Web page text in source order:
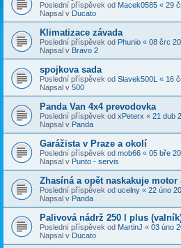
Poslední příspěvek od Macek0585 « 29
Napsal v Ducato
Klimatizace závada
Poslední příspěvek od Phunio « 08 črc
Napsal v Bravo 2
spojkova sada
Poslední příspěvek od Slavek500L « 16
Napsal v 500
Panda Van 4x4 prevodovka
Poslední příspěvek od xPeterx « 21 dub
Napsal v Panda
Garážista v Praze a okolí
Poslední příspěvek od mob66 « 05 bře
Napsal v Punto - servis
Zhasíná a opět naskakuje motor
Poslední příspěvek od ucelny « 22 úno
Napsal v Panda
Palivová nádrž 250 l plus
Poslední příspěvek od MartinJ « 03 úno
Napsal v Ducato